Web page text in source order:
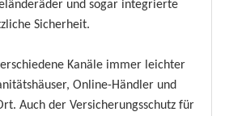
und sogar integrierte
Sicherheit.
Kanäle immer leichter
Online-Händler und
Auch der Versicherungsschutz für